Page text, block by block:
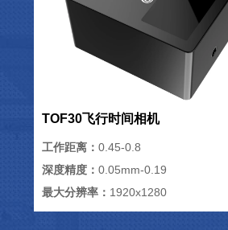
TOF30飞行时间相机
工作距离： 0.45-0.8
深度精度： 0.05mm-0.19
最大分辨率： 1920x1280